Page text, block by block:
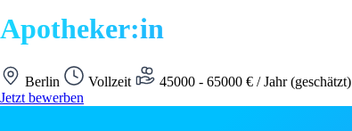
Apotheker:in
Berlin Vollzeit 45000 - 65000 € / Jahr (geschätzt)
Jetzt bewerben